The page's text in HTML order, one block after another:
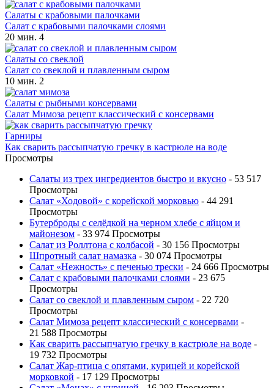
Салаты с крабовыми палочками
Салат с крабовыми палочками слоями
20 мин. 4
Салаты со свеклой
Салат со свеклой и плавленным сыром
10 мин. 2
Салаты с рыбными консервами
Салат Мимоза рецепт классический с консервами
Гарниры
Как сварить рассыпчатую гречку в кастрюле на воде
Просмотры
Салаты из трех ингредиентов быстро и вкусно - 53 517
Просмотры
Салат «Ходовой» с корейской морковью - 44 291
Просмотры
Бутерброды с селёдкой на черном хлебе с яйцом и
майонезом - 33 974 Просмотры
Салат из Роллтона с колбасой - 30 156 Просмотры
Шпротный салат намазка - 30 074 Просмотры
Салат «Нежность» с печенью трески - 24 666 Просмотры
Салат с крабовыми палочками слоями - 23 675
Просмотры
Салат со свеклой и плавленным сыром - 22 720
Просмотры
Салат Мимоза рецепт классический с консервами -
21 588 Просмотры
Как сварить рассыпчатую гречку в кастрюле на воде -
19 732 Просмотры
Салат Жар-птица с опятами, курицей и корейской
морковкой - 17 129 Просмотры